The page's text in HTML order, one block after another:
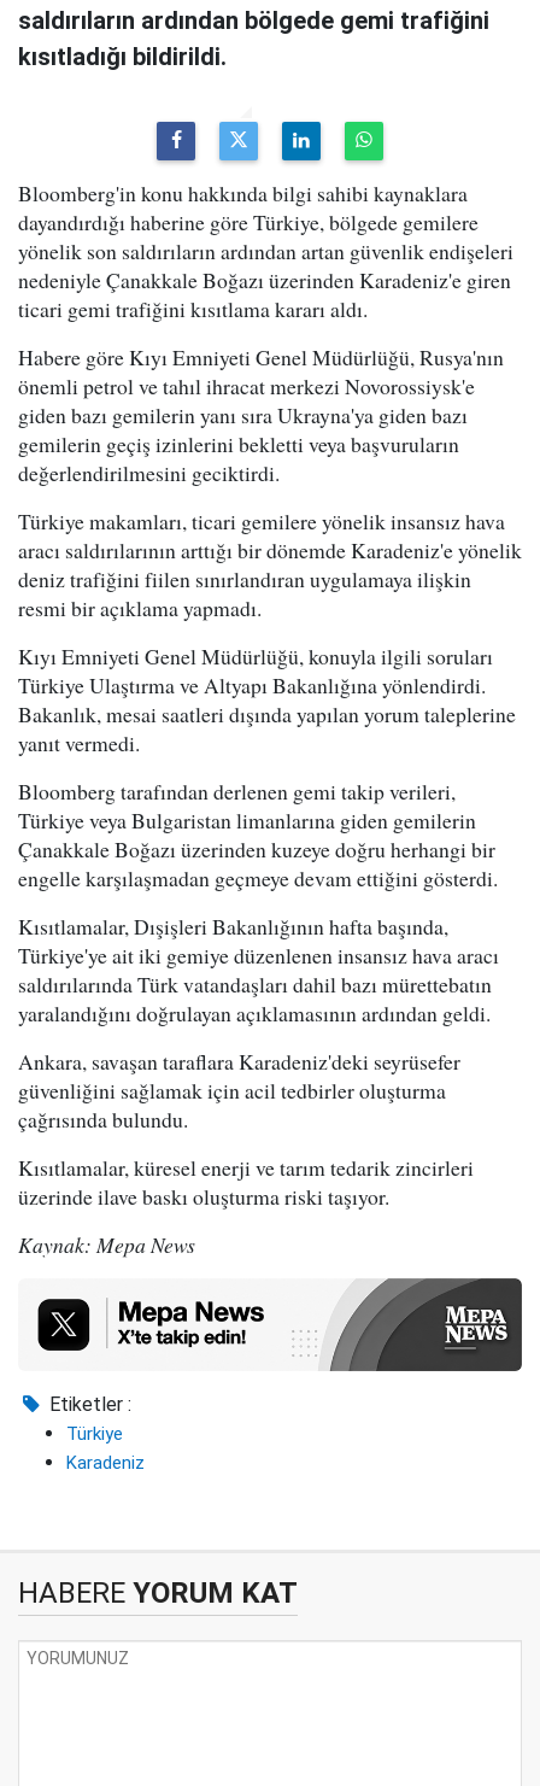
saldırıların ardından bölgede gemi trafiğini
kısıtladığı bildirildi.
Bloomberg'in konu hakkında bilgi sahibi kaynaklara
dayandırdığı haberine göre Türkiye, bölgede gemilere
yönelik son saldırıların ardından artan güvenlik endişeleri
nedeniyle Çanakkale Boğazı üzerinden Karadeniz'e giren
ticari gemi trafiğini kısıtlama kararı aldı.
Habere göre Kıyı Emniyeti Genel Müdürlüğü, Rusya'nın
önemli petrol ve tahıl ihracat merkezi Novorossiysk'e
giden bazı gemilerin yanı sıra Ukrayna'ya giden bazı
gemilerin geçiş izinlerini bekletti veya başvuruların
değerlendirilmesini geciktirdi.
Türkiye makamları, ticari gemilere yönelik insansız hava
aracı saldırılarının arttığı bir dönemde Karadeniz'e yönelik
deniz trafiğini fiilen sınırlandıran uygulamaya ilişkin
resmi bir açıklama yapmadı.
Kıyı Emniyeti Genel Müdürlüğü, konuyla ilgili soruları
Türkiye Ulaştırma ve Altyapı Bakanlığına yönlendirdi.
Bakanlık, mesai saatleri dışında yapılan yorum taleplerine
yanıt vermedi.
Bloomberg tarafından derlenen gemi takip verileri,
Türkiye veya Bulgaristan limanlarına giden gemilerin
Çanakkale Boğazı üzerinden kuzeye doğru herhangi bir
engelle karşılaşmadan geçmeye devam ettiğini gösterdi.
Kısıtlamalar, Dışişleri Bakanlığının hafta başında,
Türkiye'ye ait iki gemiye düzenlenen insansız hava aracı
saldırılarında Türk vatandaşları dahil bazı mürettebatın
yaralandığını doğrulayan açıklamasının ardından geldi.
Ankara, savaşan taraflara Karadeniz'deki seyrüsefer
güvenliğini sağlamak için acil tedbirler oluşturma
çağrısında bulundu.
Kısıtlamalar, küresel enerji ve tarım tedarik zincirleri
üzerinde ilave baskı oluşturma riski taşıyor.
Kaynak: Mepa News
Etiketler :
Türkiye
Karadeniz
HABERE YORUM KAT